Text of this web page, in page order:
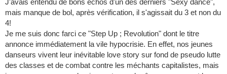
J'avais entendu de bons échos d'un des derniers "Sexy dance",
mais manque de bol, après vérification, il s'agissait du 3 et non du
4!
Je me suis donc farci ce "Step Up ; Revolution" dont le titre
annonce immédiatement la vile hypocrisie. En effet, nos jeunes
danseurs vivent leur inévitable love story sur fond de pseudo lutte
des classes et de combat contre les méchants capitalistes, mais